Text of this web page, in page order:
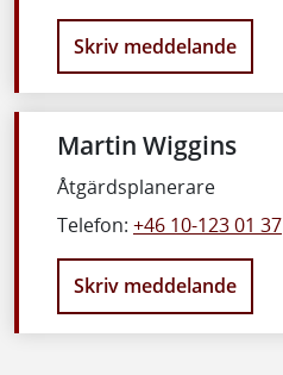
Skriv meddelande
Martin Wiggins
Åtgärdsplanerare
Telefon: +46 10-123 01 37
Skriv meddelande